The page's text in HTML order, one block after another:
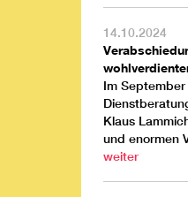
14.10.2024
Im
Klaus
und enormen
weiter